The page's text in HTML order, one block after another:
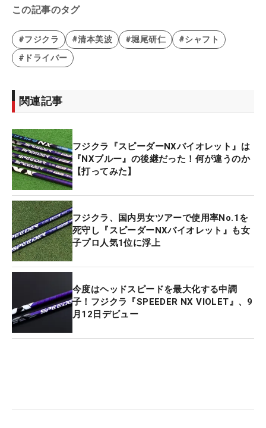
この記事のタグ
#フジクラ #清本美波 #堀尾研仁
#シャフト
#ドライバー
関連記事
フジクラ『スピーダーNXバイオレット』は
『NXブルー』の後継だった！何が違うのか
【打ってみた】
フジクラ、国内男女ツアーで使用率No.1を
死守し『スピーダーNXバイオレット』も女
子プロ人気1位に浮上
今度はヘッドスピードを最大化する中調
子！フジクラ『SPEEDER NX VIOLET』、9
月12日デビュー